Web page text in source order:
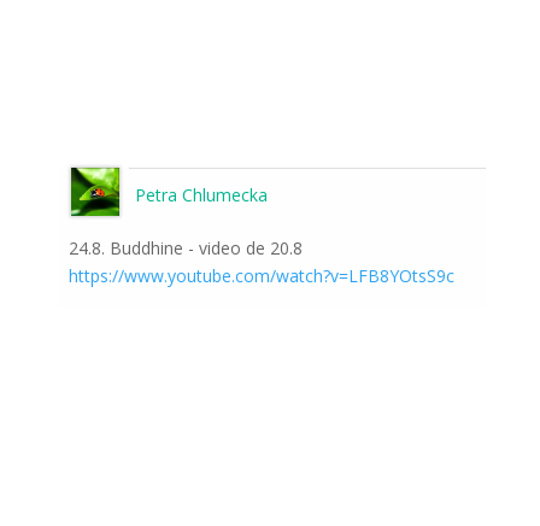
Petra Chlumecka
24.8. Buddhine - video de 20.8
https://www.youtube.com/watch?v=LFB8YOtsS9c